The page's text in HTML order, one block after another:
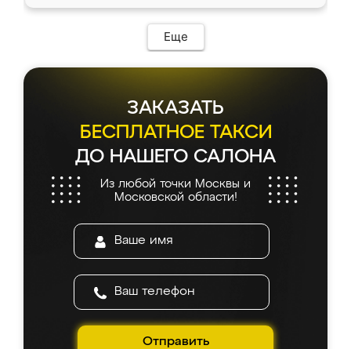
Еще
ЗАКАЗАТЬ
БЕСПЛАТНОЕ ТАКСИ
ДО НАШЕГО САЛОНА
Из любой точки Москвы и
Московской области!
Отправить